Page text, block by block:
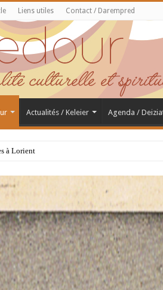
Liens utiles Contact / Darempred
Actualités / Keleier Agenda /
à Lorient